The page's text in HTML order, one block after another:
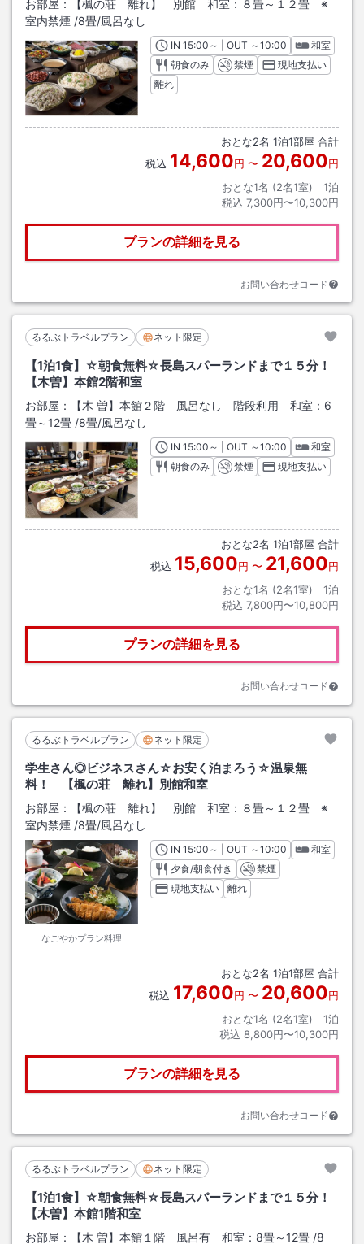
お部屋：
【楓の荘 離れ】 別館 和室：８畳～１２畳 ※
室内禁煙 /8畳/風呂なし
INチェックイン
15:00 ～ | OUT チェックアウト
～10:00
和室
朝食のみ
禁煙
現地支払い
離れ
おとな2名 1泊1部屋 合計
税込 14,600円 〜 20,600円
おとな1名 (2名1室)｜ 1泊
税込 7,300円〜10,300円
プランの詳細を見る
お問い合わせコード
るるぶトラベルプラン ネット限定
【1泊1食】☆朝食無料☆長島スパーランドまで１５分！
【木曽】本館2階和室
お部屋：
【木 曽】本館２階 風呂なし 階段利用 和室：6
畳～12畳 /8畳/風呂なし
INチェックイン
15:00 ～ | OUT チェックアウト
～10:00
和室
朝食のみ
禁煙 現地支払い
おとな2名 1泊1部屋 合計
税込 15,600円 〜 21,600円
おとな1名 (2名1室)｜ 1泊
税込 7,800円〜10,800円
プランの詳細を見る
お問い合わせコード
るるぶトラベルプラン ネット限定
学生さん◎ビジネスさん☆お安く泊まろう☆温泉無
料！ 【楓の荘 離れ】別館和室
お部屋：
【楓の荘 離れ】 別館 和室：８畳～１２畳 ※
室内禁煙 /8畳/風呂なし
なごやかプラン料理
INチェックイン
15:00 ～ | OUT チェックアウト
～10:00
和室
夕食/朝食付き
禁煙
現地支払い
離れ
おとな2名 1泊1部屋 合計
税込 17,600円 〜 20,600円
おとな1名 (2名1室)｜ 1泊
税込 8,800円〜10,300円
プランの詳細を見る
お問い合わせコード
るるぶトラベルプラン ネット限定
【1泊1食】☆朝食無料☆長島スパーランドまで１５分！
【木曽】本館1階和室
お部屋： 【木 曽】本館１階 風呂有 和室：8畳～12畳 /8